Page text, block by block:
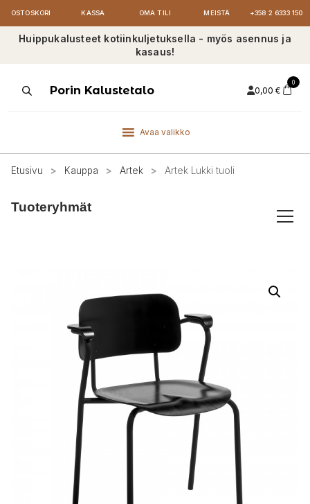
OSTOSKORI KASSA OMA TILI MEISTÄ +358 2 6333 150
Huippukalusteet kotiinkuljetuksella - myös asennus ja
kasaus!
ProductsPorin Kalustetalo 0,00 €
0
Avaa valikko
Etusivu > Kauppa > Artek > Artek Lukki tuoli
Tuoteryhmät